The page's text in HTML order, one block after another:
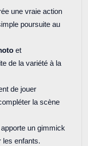
une vraie action
poursuite au
et
de la variété à la
de jouer
la scène
un gimmick
les enfants.